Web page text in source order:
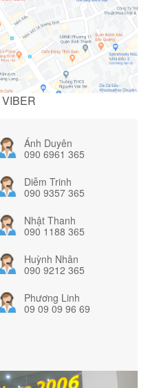
Ánh Duyên
090 6961 365
Diễm Trinh
090 9357 365
Nhật Thanh
090 1188 365
Huỳnh Nhân
090 9212 365
Phương Linh
09 09 09 96 69